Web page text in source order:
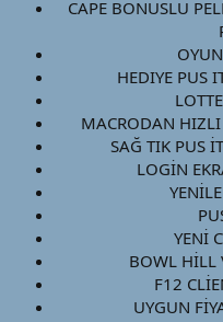
CAPE BONUSLU
HEDIYE PUS
MACRODAN HIZLI
SAĞ TIK PUS
LOGİN
YENİ
BOWL HİLL
F12
UYGUN